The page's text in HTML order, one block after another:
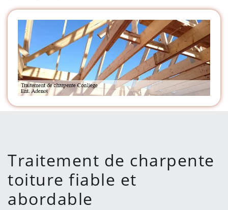
Traitement de charpente
toiture fiable et
abordable